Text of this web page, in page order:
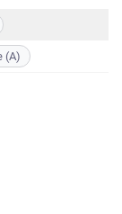
(A)